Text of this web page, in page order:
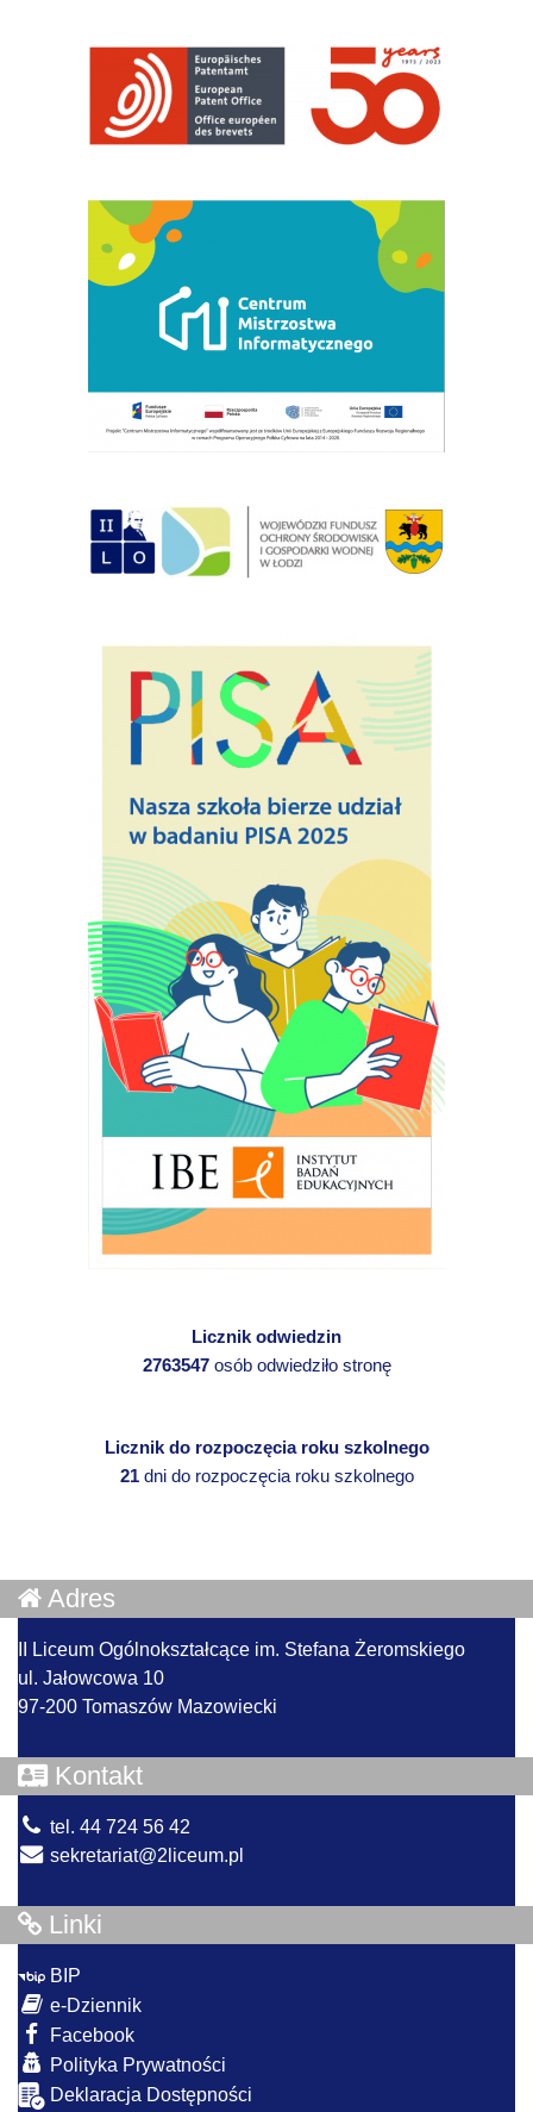
Licznik odwiedzin
2763547osób odwiedziło stronę
Licznik do rozpoczęcia roku szkolnego
21dni do rozpoczęcia roku szkolnego
Adres
II Liceum Ogólnokształcące im. Stefana Żeromskiego
ul. Jałowcowa 10
97-200 Tomaszów Mazowiecki
Kontakt
tel. 44 724 56 42
sekretariat@2liceum.pl
Linki
BIP
e-Dziennik
Facebook
Polityka Prywatności
Deklaracja Dostępności